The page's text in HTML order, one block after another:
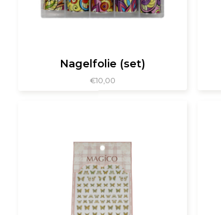
Nagelfolie (set)
€10,00